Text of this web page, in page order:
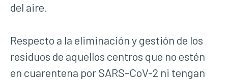
del aire.
Respecto a la eliminación y gestión de los
residuos de aquellos centros que no estén
en cuarentena por SARS-CoV-2 ni tengan